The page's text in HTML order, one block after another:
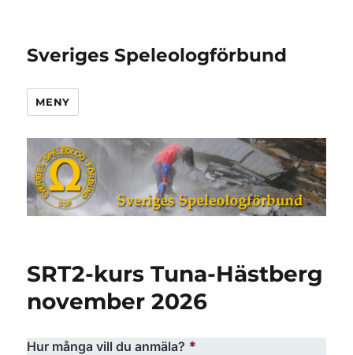
Sveriges Speleologförbund
MENY
SRT2-kurs Tuna-Hästberg
november 2026
Hur många vill du anmäla? *